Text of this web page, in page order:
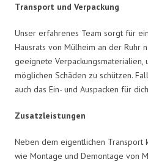
Transport und Verpackung
Unser erfahrenes Team sorgt für
Hausrats von Mülheim an der Ruhr
geeignete Verpackungsmaterialien,
möglichen Schäden zu schützen.
auch das Ein- und Auspacken für
Zusatzleistungen
Neben dem eigentlichen Transport
wie Montage und Demontage von